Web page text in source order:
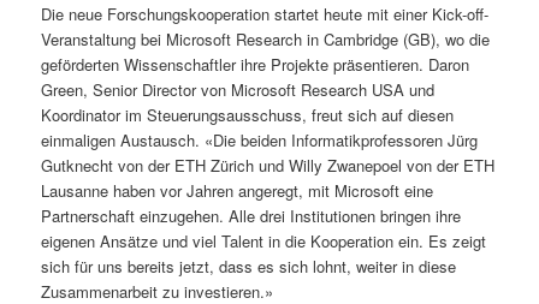
Die neue Forschungskooperation startet heute mit einer Kick-off-
Veranstaltung bei Microsoft Research in Cambridge (GB), wo die
geförderten Wissenschaftler ihre Projekte präsentieren. Daron
Green, Senior Director von Microsoft Research USA und
Koordinator im Steuerungsausschuss, freut sich auf diesen
einmaligen Austausch. «Die beiden Informatikprofessoren Jürg
Gutknecht von der ETH Zürich und Willy Zwanepoel von der ETH
Lausanne haben vor Jahren angeregt, mit Microsoft eine
Partnerschaft einzugehen. Alle drei Institutionen bringen ihre
eigenen Ansätze und viel Talent in die Kooperation ein. Es zeigt
sich für uns bereits jetzt, dass es sich lohnt, weiter in diese
Zusammenarbeit zu investieren.»